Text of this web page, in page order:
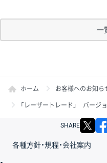
一
ホーム お客様へのお知ら
「レーザートレード」 バージ
SHARE
各種方針・規程・会社案内